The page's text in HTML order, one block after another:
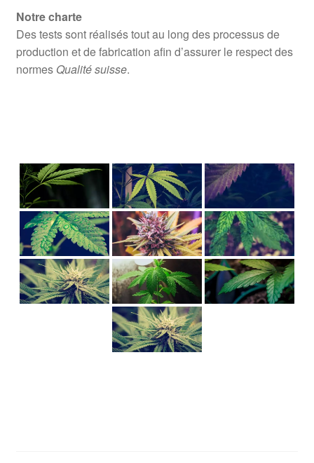
Notre charte
Des tests sont réalisés tout au long des processus de
production et de fabrication afin d’assurer le respect des
normes Qualité suisse.